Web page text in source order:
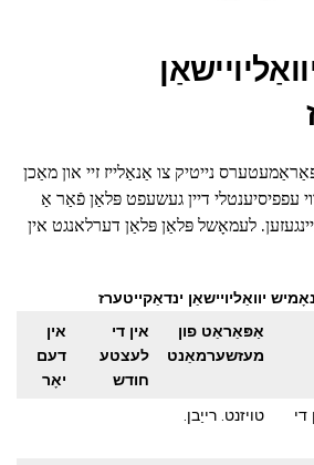
נייטיק צו אַנאַלייז זיי און מאַכן
עפפיסיענטלי דיין געשעפט פּלאַן פֿאַר אַ
לעמאָשל פּלאַן פּלאַן דערלאנגט אין
אַפּאַראַט פון
מעזשערמאַנט
אין די
לעצטע
חודש
אין
דעם
יאָר
די
טויזנט. רייַבן.